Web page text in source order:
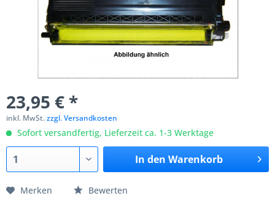
23,95 € *
inkl. MwSt.zzgl. Versandkosten
Sofort versandfertig, Lieferzeit ca. 1-3 Werktage
In den Warenkorb
Merken Bewerten